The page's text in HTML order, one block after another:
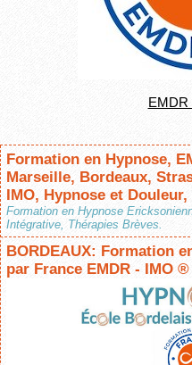
EMDR
Formation en Hypnose,
Marseille, Bordeaux,
IMO, Hypnose et
Formation en Hypnose
Intégrative, Thérapies Brèves.
BORDEAUX: Formation
par France EMDR - IMO ®